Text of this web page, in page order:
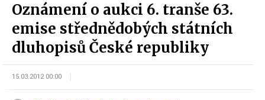
Oznámení o aukci 6. tranše 63.
emise střednědobých státních
dluhopisů České republiky
15.03.2012 00:00